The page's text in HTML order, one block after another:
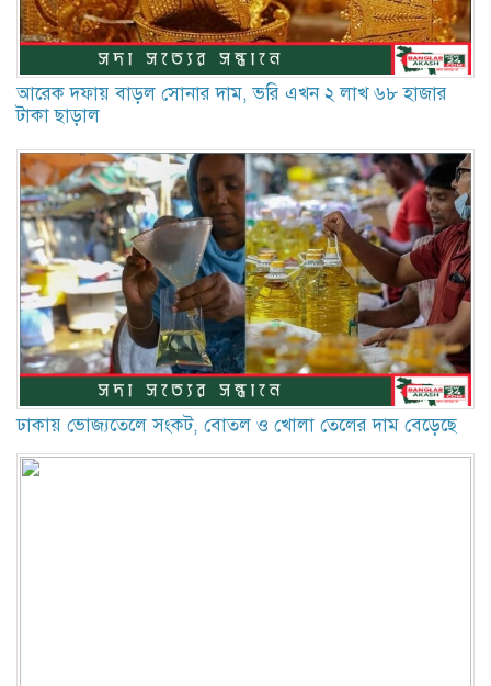
আরেক দফায় বাড়ল সোনার দাম, ভরি এখন ২ লাখ ৬৮ হাজার
টাকা ছাড়াল
ঢাকায় ভোজ্যতেলে সংকট, বোতল ও খোলা তেলের দাম বেড়েছে